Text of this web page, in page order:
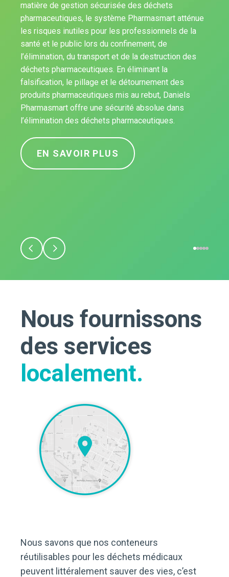
matière de gestion sécurisée des déchets
pharmaceutiques, le système Pharmasmart atténue
les risques inutiles pour les professionnels de la
santé et le public lors du confinement, de
l’élimination, du transport et de la destruction des
déchets pharmaceutiques. En éliminant la
falsification, le pillage et le détournement des
produits pharmaceutiques mis au rebut, Daniels
Pharmasmart offre une sécurité absolue dans
l’élimination des déchets pharmaceutiques.
EN SAVOIR PLUS
Nous fournissons
des services
localement.
Nous savons que nos conteneurs
réutilisables pour les déchets médicaux
peuvent littéralement sauver des vies, c’est